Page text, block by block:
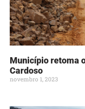
Município retoma
Cardoso
novembro 1, 2023